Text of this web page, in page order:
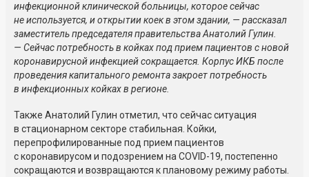
инфекционной клинической больницы, которое сейчас
не используется, и открытии коек в этом здании, — рассказал
заместитель председателя правительства Анатолий Гулин.
— Сейчас потребность в койках под прием пациентов с новой
коронавирусной инфекцией сокращается. Корпус ИКБ после
проведения капитального ремонта закроет потребность
в инфекционных койках в регионе.
Также Анатолий Гулин отметил, что сейчас ситуация
в стационарном секторе стабильная. Койки,
перепрофилированные под прием пациентов
с коронавирусом и подозрением на COVID-19, постепенно
сокращаются и возвращаются к плановому режиму работы.